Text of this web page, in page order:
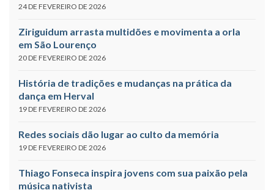
24 DE FEVEREIRO DE 2026
Ziriguidum arrasta multidões e movimenta a orla
em São Lourenço
20 DE FEVEREIRO DE 2026
História de tradições e mudanças na prática da
dança em Herval
19 DE FEVEREIRO DE 2026
Redes sociais dão lugar ao culto da memória
19 DE FEVEREIRO DE 2026
Thiago Fonseca inspira jovens com sua paixão pela
música nativista